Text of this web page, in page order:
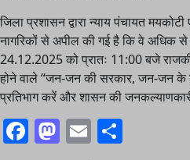
जिला प्रशासन द्वारा न्याय पंचायत
नागरिकों से अपील की गई है कि वे अधिक
24.12.2025 को प्रातः 11:00 बजे
होने वाले “जन-जन की सरकार, जन-जन के
प्रतिभाग करें और शासन की
Facebook
Mastodon
Email